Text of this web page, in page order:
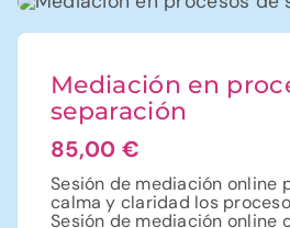
Mediación en
separación
85,00 €
Sesión de mediación online
calma y claridad los
Sesión de mediación online